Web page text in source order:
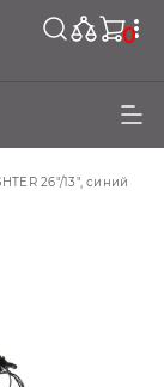
0
26"/13", синий